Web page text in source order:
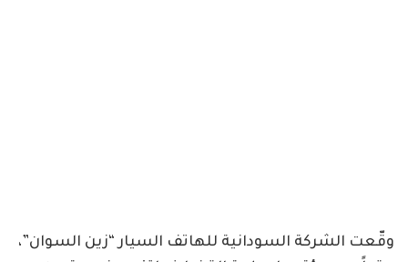
وقّعت الشركة السودانية للهاتف السيار “زين السوان”،